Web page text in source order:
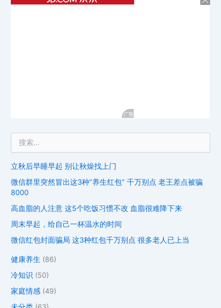
立秋后早睡早起 别让秋燥找上门
微信群里突然冒出这3种”养生红包” 千万别点 老王差点被骗
8000
高血脂的人注意 这5个吃饭习惯不改 血脂很难降下来
周末早起，给自己一杯温水的时间
微信红包封面骗局 这3种红包千万别点 很多老人已上当
健康养生 (86)
冷知识 (50)
家庭情感 (49)